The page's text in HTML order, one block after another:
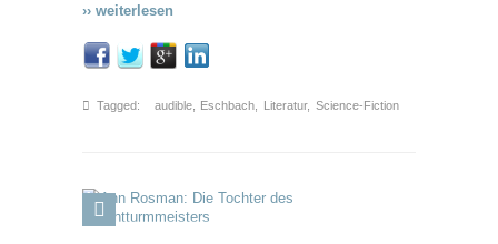
›› weiterlesen
Tagged: audible, Eschbach Literatur, Science-Fiction